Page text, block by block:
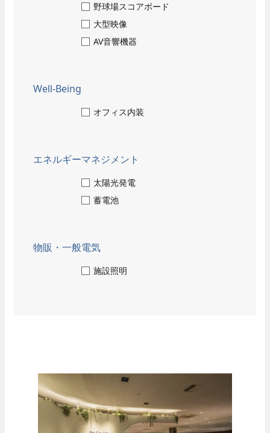
野球場スコアボード
大型映像
AV音響機器
Well-Being
オフィス内装
エネルギーマネジメント
太陽光発電
蓄電池
物販・一般電気
施設照明
- 新卒採用
- キャリア採用
学校・病院・官公庁
ホテル・ホール・テレビスタジオ
商業施設
当社のビジネス
技術教育センター
募集要項
新卒採用